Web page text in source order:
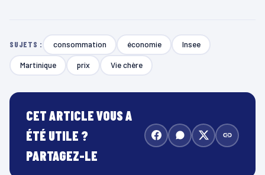
SUJETS : consommation économie Insee
Martinique prix Vie chère
CET ARTICLE VOUS A
ÉTÉ UTILE ?
PARTAGEZ-LE